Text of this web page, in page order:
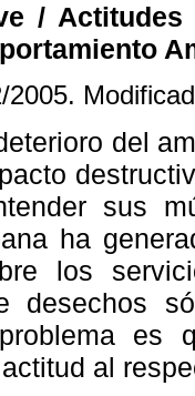
/
2005.
del
sus
ha
los
desechos
es
al